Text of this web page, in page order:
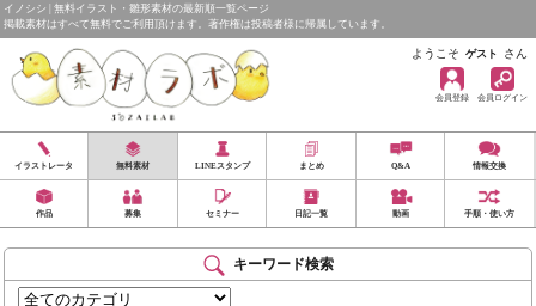
イノシシ | 無料イラスト・雛形素材の最新順一覧ページ
掲載素材はすべて無料でご利用頂けます。著作権は投稿者様に帰属しています。
ようこそ ゲスト さん
会員登録 会員ログイン
イラストレータ 無料素材 LINEスタンプ まとめ Q&A 情報交換
作品 募集 セミナー 日記一覧 動画 手順・使い方
キーワード検索